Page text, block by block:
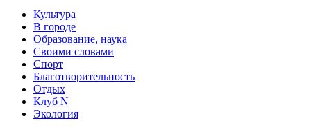
Культура
В городе
Образование, наука
Своими словами
Спорт
Благотворительность
Отдых
Клуб N
Экология